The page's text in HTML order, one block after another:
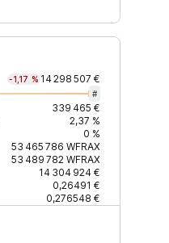
-1,17 % 14 298 507 €
#
339 465 €
2,37 %
0 %
53 465 786 WFRAX
53 489 782WFRAX
14 304 924 €
0,26491 €
0,276548 €
Mis à jour